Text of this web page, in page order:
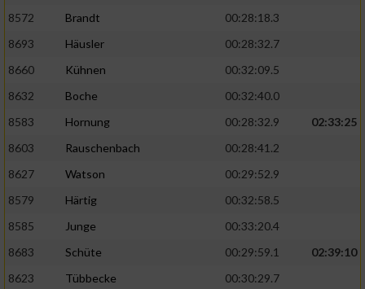
8572
Brandt
00:28:18.3
8693
Häusler
00:28:32.7
8660
Kühnen
00:32:09.5
8632
Boche
00:32:40.0
8583
Hornung 00:28:32.9
02:33:25
8603
Rauschenbach
00:28:41.2
8627
Watson
00:29:52.9
8579
Härtig
00:32:58.5
8585
Junge
00:33:20.4
8683
Schüte 00:29:59.1
02:39:10
8623
Tübbecke
00:30:29.7